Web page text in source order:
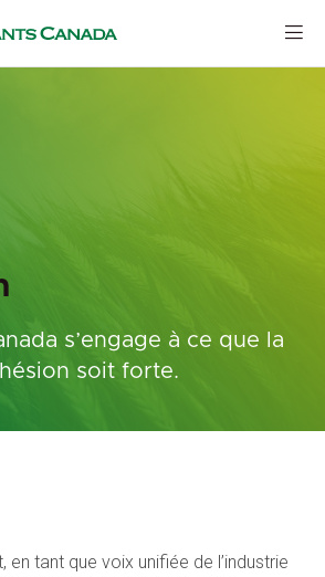
s’engage à ce que la
soit forte.
en tant que voix unifiée de l’industrie